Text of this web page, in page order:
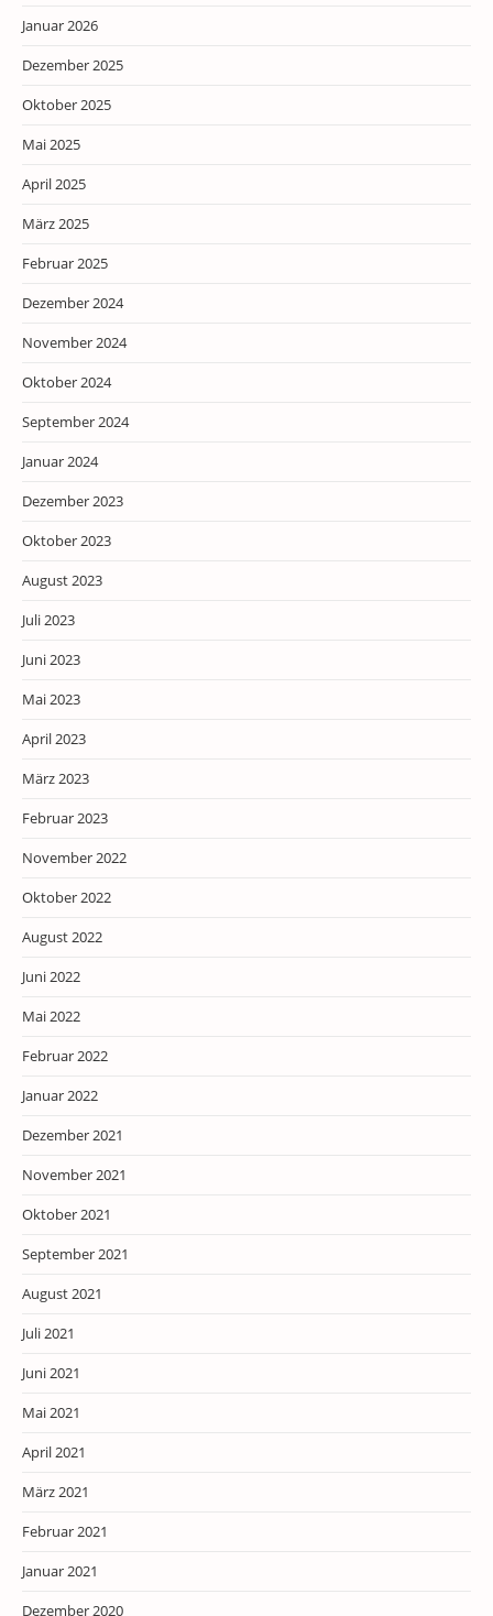
Januar 2026
Dezember 2025
Oktober 2025
Mai 2025
April 2025
März 2025
Februar 2025
Dezember 2024
November 2024
Oktober 2024
September 2024
Januar 2024
Dezember 2023
Oktober 2023
August 2023
Juli 2023
Juni 2023
Mai 2023
April 2023
März 2023
Februar 2023
November 2022
Oktober 2022
August 2022
Juni 2022
Mai 2022
Februar 2022
Januar 2022
Dezember 2021
November 2021
Oktober 2021
September 2021
August 2021
Juli 2021
Juni 2021
Mai 2021
April 2021
März 2021
Februar 2021
Januar 2021
Dezember 2020